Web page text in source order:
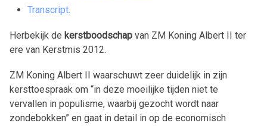
Transcript.
Herbekijk de kerstboodschap van ZM Koning Albert II ter
ere van Kerstmis 2012.
ZM Koning Albert II waarschuwt zeer duidelijk in zijn
kersttoespraak om “in deze moeilijke tijden niet te
vervallen in populisme, waarbij gezocht wordt naar
zondebokken” en gaat in detail in op de economisch